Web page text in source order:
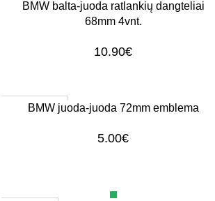
1–3 d. d.
Į KREPŠELĮ
BMW balta-juoda ratlankių dangteliai
68mm 4vnt.
10.90€
1–3 d. d.
Į KREPŠELĮBMW juoda-juoda 72mm emblema
5.00€